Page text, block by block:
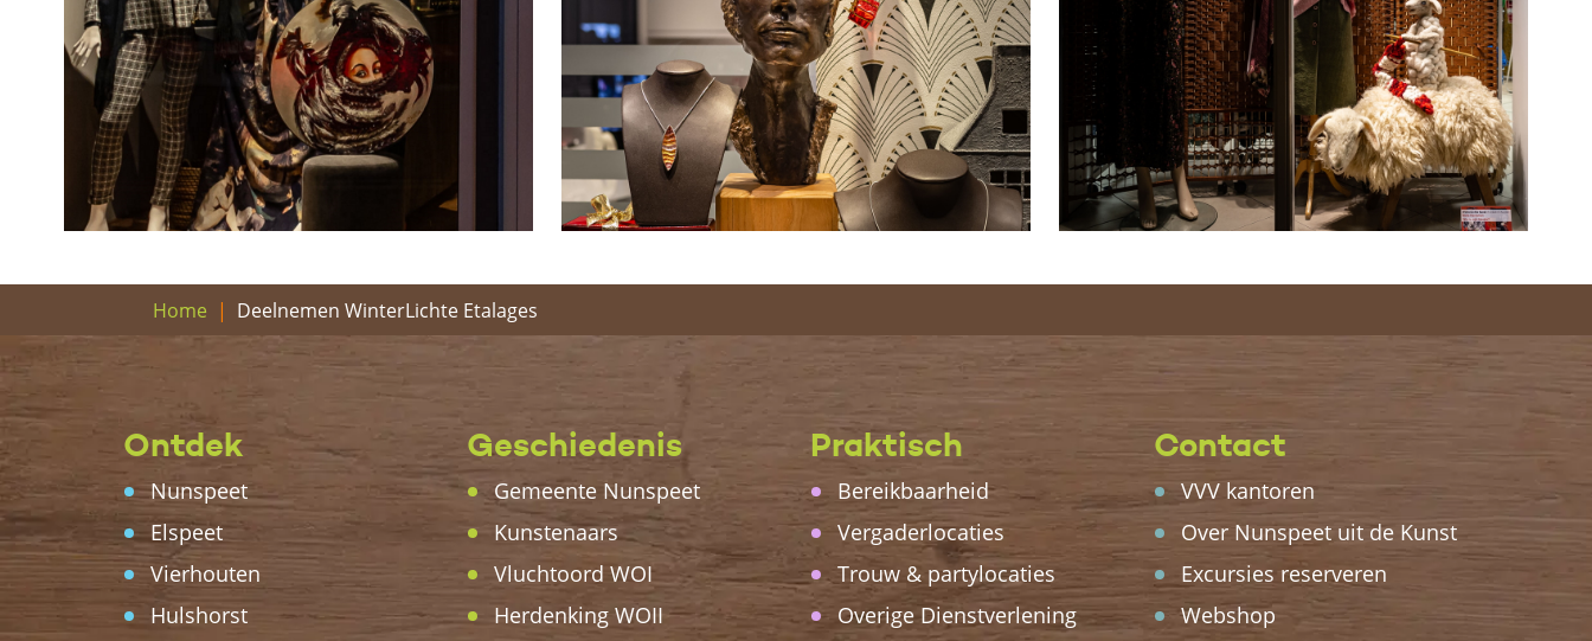
Home Deelnemen WinterLichte Etalages
Ontdek
Nunspeet
Elspeet
Vierhouten
Hulshorst
Geschiedenis
Gemeente Nunspeet
Kunstenaars
Vluchtoord WOI
Herdenking WOII
Praktisch
Bereikbaarheid
Vergaderlocaties
Trouw & partylocaties
Overige Dienstverlening
Contact
VVV kantoren
Over Nunspeet uit de Kunst
Excursies reserveren
Webshop